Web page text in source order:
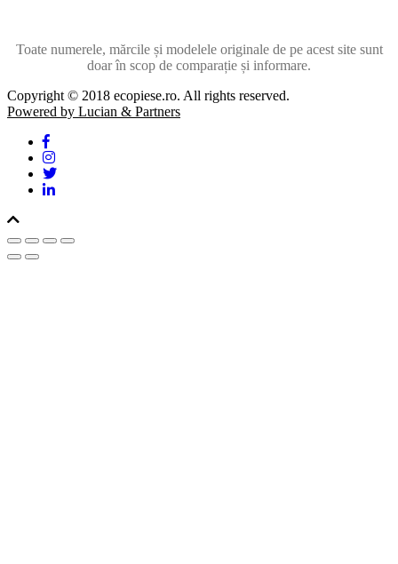
Toate numerele, mărcile și modelele originale de pe acest site sunt
doar în scop de comparație și informare.
Copyright © 2018 ecopiese.ro. All rights reserved.
Powered by Lucian & Partners